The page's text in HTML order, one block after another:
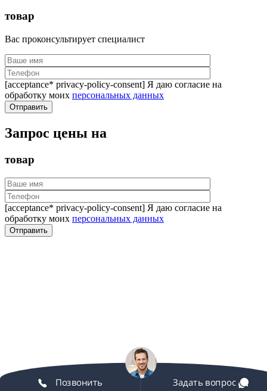
товар
Вас проконсультирует специалист
[acceptance* privacy-policy-consent] Я даю согласие на
обработку моих персональных данных
Запрос цены на
товар
[acceptance* privacy-policy-consent] Я даю согласие на
обработку моих персональных данных
Позвонить Задать вопрос